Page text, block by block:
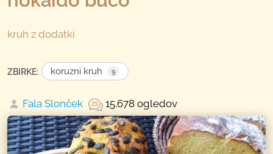
kruh z dodatki
ZBIRKE: koruzni kruh 9
Fala Slonček 15.678 ogledov